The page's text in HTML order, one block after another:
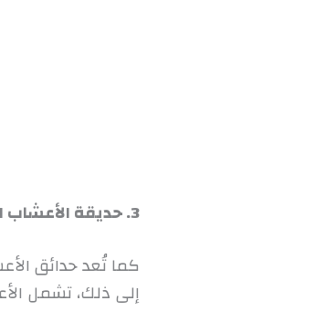
3. حديقة الأعشاب العطرية:
كما تُعد حدائق
إلى ذلك، تشمل